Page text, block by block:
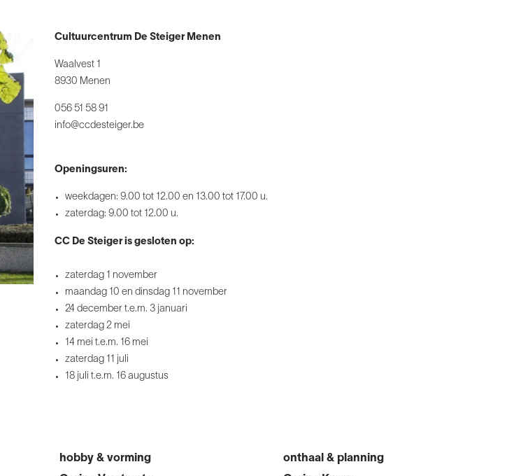
Cultuurcentrum De Steiger Menen
Waalvest 1
8930 Menen
056 51 58 91
info@ccdesteiger.be
Openingsuren:
weekdagen: 9.00 tot 12.00 en 13.00 tot 17.00 u.
zaterdag: 9.00 tot 12.00 u.
CC De Steiger is gesloten op:
zaterdag 1 november
maandag 10 en dinsdag 11 november
24 december t.e.m. 3 januari
zaterdag 2 mei
14 mei t.e.m. 16 mei
zaterdag 11 juli
18 juli t.e.m. 16 augustus
hobby & vorming onthaal & planning